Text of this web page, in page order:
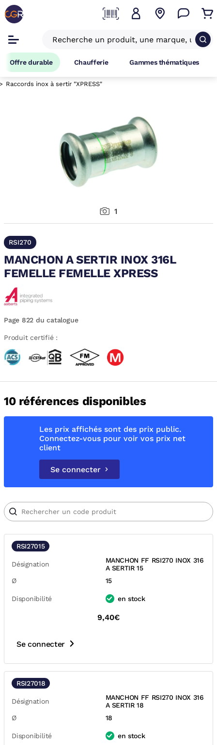
Offre durable Chaufferie Gammes thématiques
Raccords inox à sertir "XPRESS"
1
RSI270
MANCHON A SERTIR INOX 316L
FEMELLE FEMELLE XPRESS
Page 822 du catalogue
Produit certifié :
10 références disponibles
Les prix affichés sont des prix public.
Connectez-vous pour voir vos prix net
client
Se connecter
RSI27015
Désignation
MANCHON FF RSI270 INOX 316
A SERTIR 15
Ø
15
Disponibilité en stock
9,40€
Se connecter
RSI27018
Désignation
MANCHON FF RSI270 INOX 316
A SERTIR 18
Ø
18
Disponibilité en stock